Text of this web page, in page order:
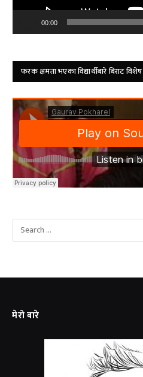
00:00
फरक क्षमता भएका विद्यार्थीबारे बिराट विशेष
मेरो बारे